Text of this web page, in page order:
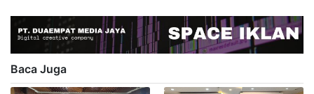
Baca Juga